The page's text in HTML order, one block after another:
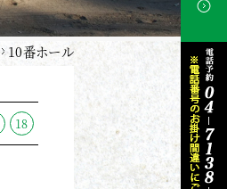
10番ホール
18